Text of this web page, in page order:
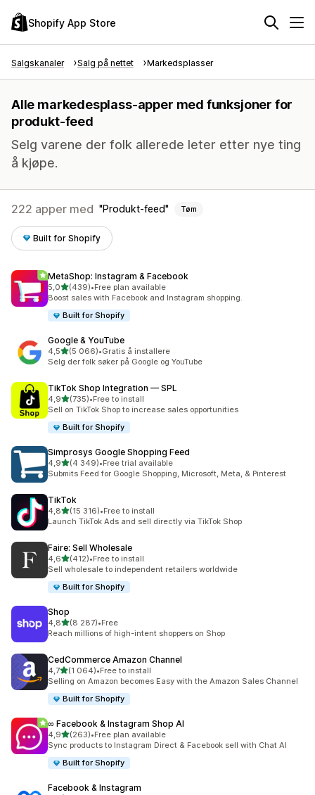
Shopify App Store
Salgskanaler Salg på nettet Markedsplasser
Alle markedesplass-apper med funksjoner for
produkt-feed
Selg varene der folk allerede leter etter nye ting
å kjøpe.
222 apper med Produkt-feed Tøm
Built for Shopify
MetaShop: Instagram & Facebook
5,0av 5 stjerner
(439)
Totalt 439 omtaler
•Free plan available
Boost sales with Facebook and Instagram shopping.
Built for Shopify
Google & YouTube
4,5av 5 stjerner
(5 066)
Totalt 5066 omtaler
•Gratis å installere
Selg der folk søker på Google og YouTube
TikTok Shop Integration — SPL
4,9av 5 stjerner
(735)
Totalt 735 omtaler
•Free to install
Sell on TikTok Shop to increase sales opportunities
Built for Shopify
Simprosys Google Shopping Feed
4,9av 5 stjerner
(4 349)
Totalt 4349 omtaler
•Free trial available
Submits Feed for Google Shopping, Microsoft, Meta, & Pinterest
TikTok
4,8av 5 stjerner
(15 316)
Totalt 15316 omtaler
•Free to install
Launch TikTok Ads and sell directly via TikTok Shop
Faire: Sell Wholesale
4,6av 5 stjerner
(412)
Totalt 412 omtaler
•Free to install
Sell wholesale to independent retailers worldwide
Built for Shopify
Shop
4,8av 5 stjerner
(8 287)
Totalt 8287 omtaler
•Free
Reach millions of high-intent shoppers on Shop
CedCommerce Amazon Channel
4,7av 5 stjerner
(1 064)
Totalt 1064 omtaler
•Free to install
Selling on Amazon becomes Easy with the Amazon Sales Channel
Built for Shopify
∞ Facebook & Instagram Shop AI
4,9av 5 stjerner
(263)
Totalt 263 omtaler
•Free plan available
Sync products to Instagram Direct & Facebook sell with Chat AI
Built for Shopify
Facebook & Instagram